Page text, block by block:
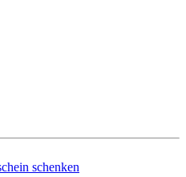
schenken